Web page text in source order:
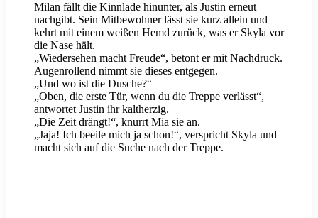
Milan fällt die Kinnlade hinunter, als Justin erneut
nachgibt. Sein Mitbewohner lässt sie kurz allein und
kehrt mit einem weißen Hemd zurück, was er Skyla vor
die Nase hält.
„Wiedersehen macht Freude“, betont er mit Nachdruck.
Augenrollend nimmt sie dieses entgegen.
„Und wo ist die Dusche?“
„Oben, die erste Tür, wenn du die Treppe verlässt“,
antwortet Justin ihr kaltherzig.
„Die Zeit drängt!“, knurrt Mia sie an.
„Jaja! Ich beeile mich ja schon!“, verspricht Skyla und
macht sich auf die Suche nach der Treppe.